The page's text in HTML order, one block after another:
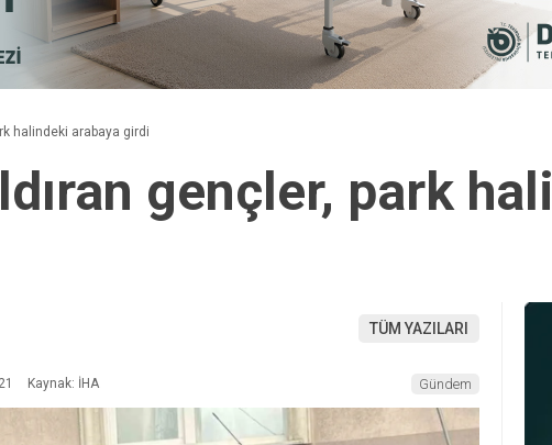
halindeki arabaya girdi
gençler, park
TÜM YAZILARI
Kaynak: İHA Gündem